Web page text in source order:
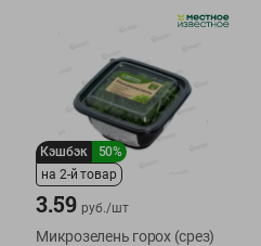
Кэшбэк
50%
на 2-й товар
3.59 руб./шт
Микрозелень горох (срез)